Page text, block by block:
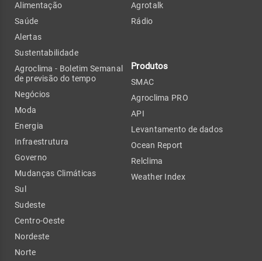
Alimentação
Saúde
Alertas
Sustentabilidade
Agroclima - Boletim Semanal
de previsão do tempo
Negócios
Moda
Energia
Infraestrutura
Governo
Mudanças Climáticas
Sul
Sudeste
Centro-Oeste
Nordeste
Norte
Agrotalk
Rádio
Produtos
SMAC
Agroclima PRO
API
Levantamento de dados
Ocean Report
Relclima
Weather Index